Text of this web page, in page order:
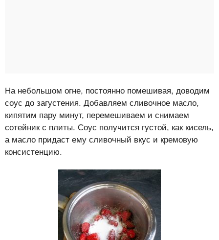
На небольшом огне, постоянно помешивая, доводим
соус до загустения. Добавляем сливочное масло,
кипятим пару минут, перемешиваем и снимаем
сотейник с плиты. Соус получится густой, как кисель,
а масло придаст ему сливочный вкус и кремовую
консистенцию.